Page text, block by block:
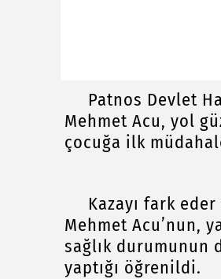
Patnos Devlet
Mehmet Acu, yol
çocuğa ilk
Kazayı fark eder
Mehmet Acu’nun,
sağlık durumunun
yaptığı öğrenildi.